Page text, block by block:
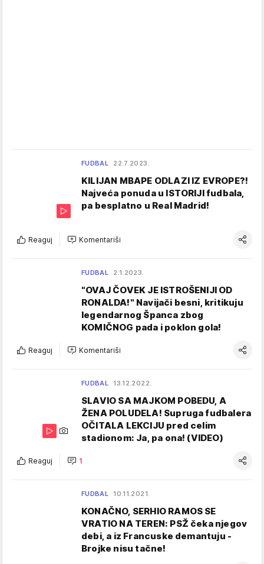
FUDBAL 22.7.2023.
KILIJAN MBAPE ODLAZI IZ EVROPE?!
Najveća ponuda u ISTORIJI fudbala,
pa besplatno u Real Madrid!
Reaguj Komentariši
FUDBAL 2.1.2023.
"OVAJ ČOVEK JE ISTROŠENIJI OD
RONALDA!" Navijači besni, kritikuju
legendarnog Španca zbog
KOMIČNOG pada i poklon gola!
Reaguj Komentariši
FUDBAL 13.12.2022.
SLAVIO SA MAJKOM POBEDU, A
ŽENA POLUDELA! Supruga fudbalera
OČITALA LEKCIJU pred celim
stadionom: Ja, pa ona! (VIDEO)
Reaguj 1
FUDBAL 10.11.2021.
KONAČNO, SERHIO RAMOS SE
VRATIO NA TEREN: PSŽ čeka njegov
debi, a iz Francuske demantuju -
Brojke nisu tačne!